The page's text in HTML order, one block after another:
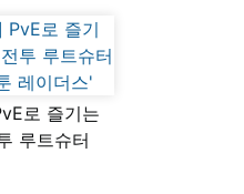
로 즐기는
루트슈터